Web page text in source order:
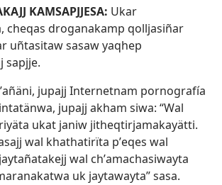
KAMSAPJJESA: Ukar
cheqas droganakamp qolljasiñar
uñtasitaw sasaw yaqhep
sapjje.
jupajj Internetnam pornografía
jupajj akham siwa: “Wal
ukat janiw jitheqtirjamakayätti.
wal khathatirïta pʼeqes wal
wal chʼamachasiwayta
uk jaytawayta” sasa.